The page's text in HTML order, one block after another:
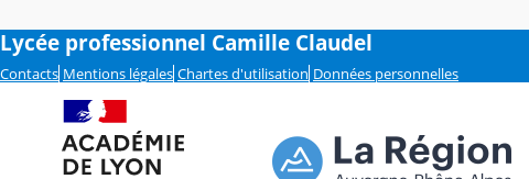
Lycée professionnel Camille Claudel
Contacts Mentions légales Chartes d'utilisation Données personnelles